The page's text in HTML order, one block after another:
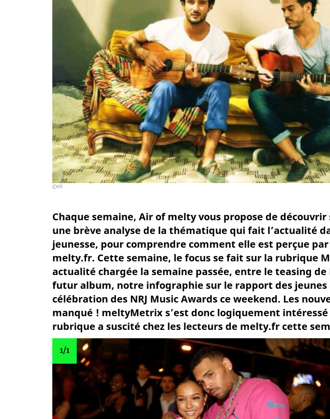
ok
Chaque semaine, Air of melty vous propose de découvrir
une brève analyse de la thématique qui fait l’actualité
jeunesse, pour comprendre comment elle est perçue
melty.fr. Cette semaine, le focus se fait sur la rubrique
actualité chargée la semaine passée, entre le teasing de
futur album, notre infographie sur le rapport des jeunes
célébration des NRJ Music Awards ce weekend. Les
manqué ! meltyMetrix s’est donc logiquement
rubrique a suscité chez les lecteurs de melty.fr cette
1/1